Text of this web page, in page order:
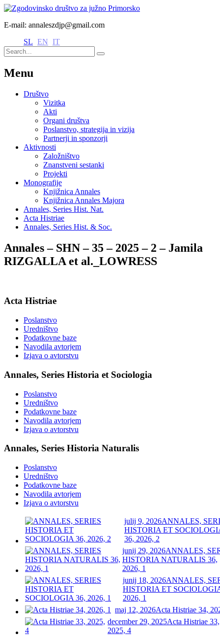
E-mail: annaleszdjp@gmail.com
SL EN IT
Menu
Društvo
Vizitka
Akti
Organi društva
Poslanstvo, strategija in vizija
Partnerji in sponzorji
Aktivnosti
Založništvo
Znanstveni sestanki
Projekti
Monografije
Knjižnica Annales
Knjižnica Annales Majora
Annales, Series Hist. Nat.
Acta Histriae
Annales, Series Hist. & Soc.
Annales – SHN – 35 – 2025 – 2 – Jamila
RIZGALLA et al._LOWRESS
Acta Histriae
Poslanstvo
Uredništvo
Podatkovne baze
Navodila avtorjem
Izjava o avtorstvu
Annales, Series Historia et Sociologia
Poslanstvo
Uredništvo
Podatkovne baze
Navodila avtorjem
Izjava o avtorstvu
Annales, Series Historia Naturalis
Poslanstvo
Uredništvo
Podatkovne baze
Navodila avtorjem
Izjava o avtorstvu
julij 9, 2026ANNALES,
HISTORIA ET
36, 2026, 2
junij 29, 2026ANNALES,
HISTORIA NATURALIS 36,
2026, 1
junij 18, 2026ANNALES,
HISTORIA ET
2026, 1
maj 12, 2026Acta Histriae 34,
december 29, 2025Acta Histriae 33,
2025, 4